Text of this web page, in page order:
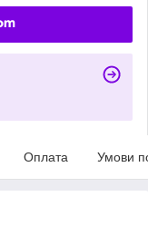
Оплата Умови